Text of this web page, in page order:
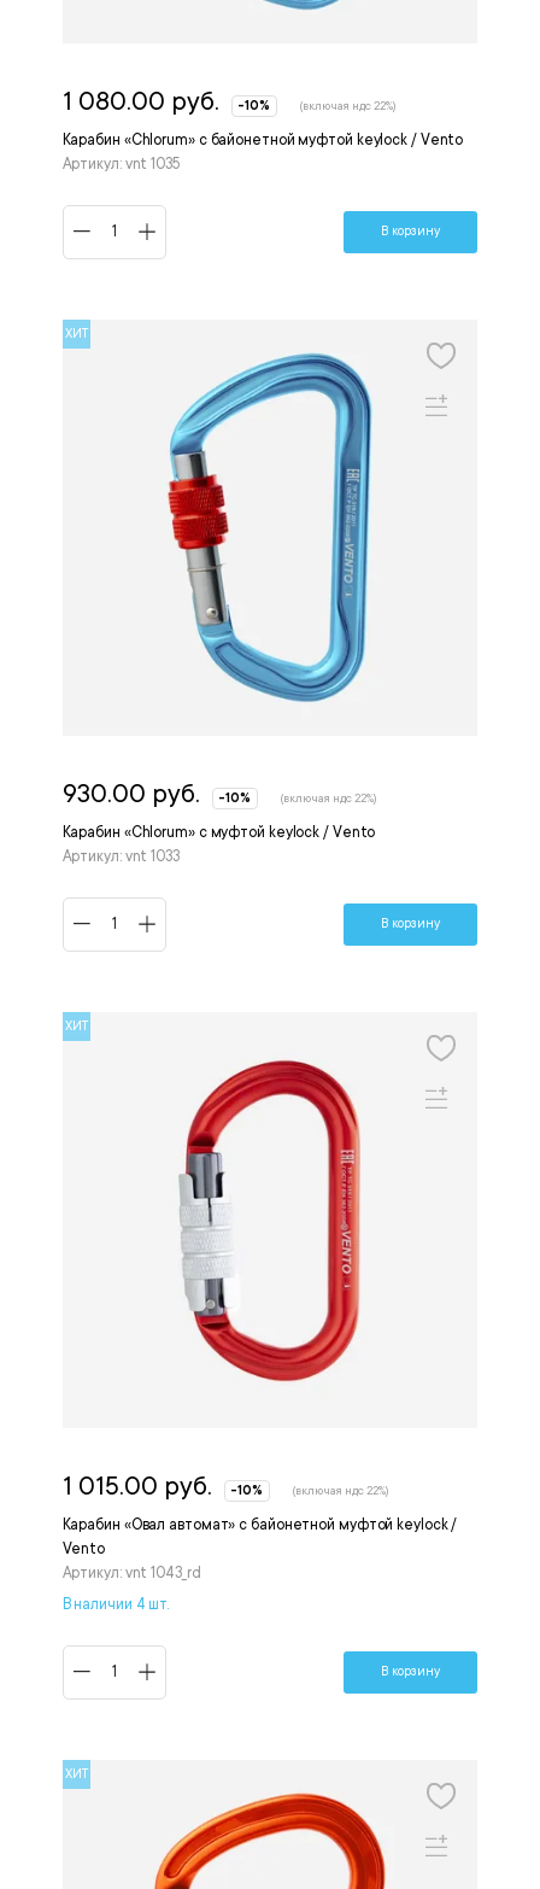
Карабин «Chlorum» с байонетной муфтой keylock / Vento
Артикул: vnt 1035
1 080.00 руб. -10% (включая ндс 22%)
В корзину
ХИТ
Карабин «Chlorum» с муфтой keylock / Vento
Артикул: vnt 1033
930.00 руб. -10% (включая ндс 22%)
В корзину
ХИТ
Карабин «Овал автомат» с байонетной муфтой keylock /
Vento
Артикул: vnt 1043_rd
1 015.00 руб. -10% (включая ндс 22%)
В наличии 4 шт.
В корзину
ХИТ